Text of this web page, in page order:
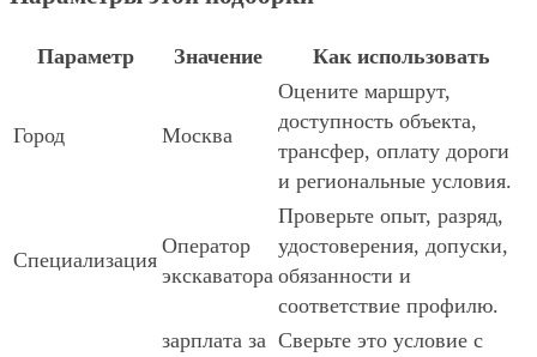
Параметр Значение Как использовать
Город Москва
Оцените маршрут,
доступность объекта,
трансфер, оплату дороги
и региональные условия.
Специализация
Оператор
экскаватора
Проверьте опыт, разряд,
удостоверения, допуски,
обязанности и
соответствие профилю.
зарплата за Сверьте это условие с